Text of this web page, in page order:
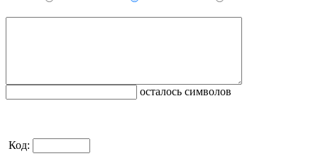
осталось символов
Код: